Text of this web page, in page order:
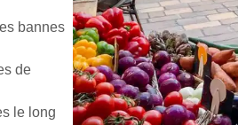
bannes
de
le long